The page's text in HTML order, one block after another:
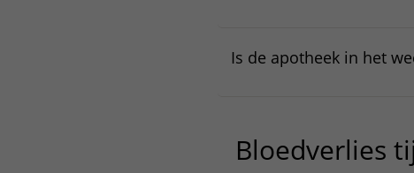
Is de apotheek in het
Bloedverlies